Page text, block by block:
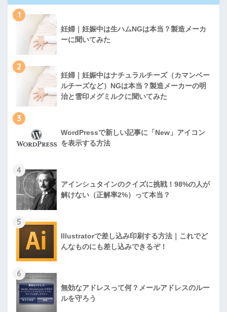
1
妊婦｜妊娠中は生ハムNGは本当？製造メーカ
ーに聞いてみた
2
妊婦｜妊娠中はナチュラルチーズ（カマンベー
ルチーズなど）NGは本当？製造メーカーの明
治と雪印メグミルクに聞いてみた
3
WordPressで新しい記事に「New」アイコン
を表示する方法
4
アインシュタインのクイズに挑戦！98%の人が
解けない（正解率2%）って本当？
5
Illustratorで差し込み印刷する方法｜これでど
んなものにも差し込みできるぞ！
6
無効なアドレスって何？メールアドレスのルー
ルを守ろう